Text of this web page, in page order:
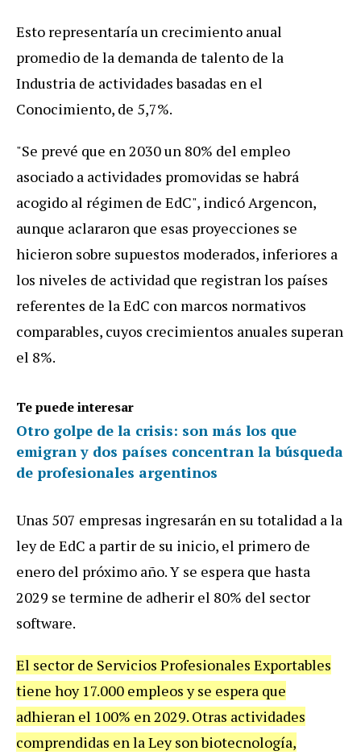
Esto representaría un crecimiento anual
promedio de la demanda de talento de la
Industria de actividades basadas en el
Conocimiento, de 5,7%.
"Se prevé que en 2030 un 80% del empleo
asociado a actividades promovidas se habrá
acogido al régimen de EdC", indicó Argencon,
aunque aclararon que esas proyecciones se
hicieron sobre supuestos moderados, inferiores a
los niveles de actividad que registran los países
referentes de la EdC con marcos normativos
comparables, cuyos crecimientos anuales superan
el 8%.
Te puede interesar
Otro golpe de la crisis: son más los que
emigran y dos países concentran la búsqueda
de profesionales argentinos
Unas 507 empresas ingresarán en su totalidad a la
ley de EdC a partir de su inicio, el primero de
enero del próximo año. Y se espera que hasta
2029 se termine de adherir el 80% del sector
software.
El sector de Servicios Profesionales Exportables
tiene hoy 17.000 empleos y se espera que
adhieran el 100% en 2029. Otras actividades
comprendidas en la Ley son biotecnología,